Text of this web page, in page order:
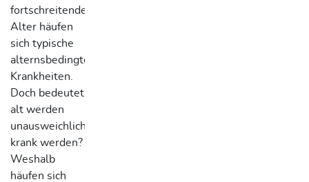
fortschreitendem
Alter häufen
sich typische
alternsbedingte
Krankheiten.
Doch bedeutet
alt werden
unausweichlich
krank werden?
Weshalb
häufen sich